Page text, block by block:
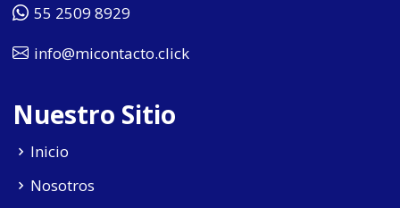
55 2509 8929
info@micontacto.click
Nuestro Sitio
Inicio
Nosotros